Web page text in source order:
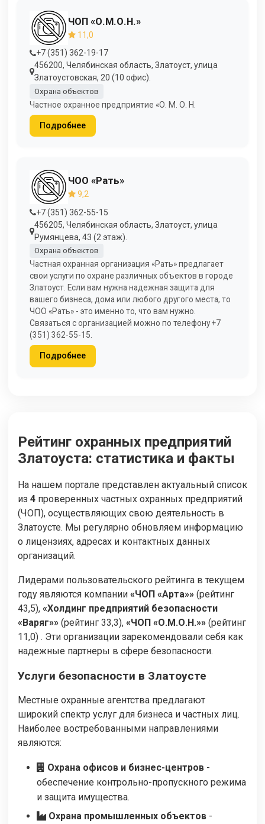
ЧОП «О.М.О.Н.»
11,0
+7 (351) 362-19-17
456200, Челябинская область, Златоуст, улица
Златоустовская, 20 (10 офис).
Охрана объектов
Частное охранное предприятие «О. М. О. Н.
Подробнее
ЧОО «Рать»
9,2
+7 (351) 362-55-15
456205, Челябинская область, Златоуст, улица
Румянцева, 43 (2 этаж).
Охрана объектов
Частная охранная организация «Рать» предлагает
свои услуги по охране различных объектов в городе
Златоуст. Если вам нужна надежная защита для
вашего бизнеса, дома или любого другого места, то
ЧОО «Рать» - это именно то, что вам нужно.
Связаться с организацией можно по телефону +7
(351) 362-55-15.
Подробнее
Рейтинг охранных предприятий
Златоуста: статистика и факты
На нашем портале представлен актуальный список
из 4 проверенных частных охранных предприятий
(ЧОП), осуществляющих свою деятельность в
Златоусте. Мы регулярно обновляем информацию
о лицензиях, адресах и контактных данных
организаций.
Лидерами пользовательского рейтинга в текущем
году являются компании «ЧОП «Арта»» (рейтинг
43,5), «Холдинг предприятий безопасности
«Варяг»» (рейтинг 33,3), «ЧОП «О.М.О.Н.»» (рейтинг
11,0) . Эти организации зарекомендовали себя как
надежные партнеры в сфере безопасности.
Услуги безопасности в Златоусте
Местные охранные агентства предлагают
широкий спектр услуг для бизнеса и частных лиц.
Наиболее востребованными направлениями
являются:
Охрана офисов и бизнес-центров -
обеспечение контрольно-пропускного режима
и защита имущества.
Охрана промышленных объектов -